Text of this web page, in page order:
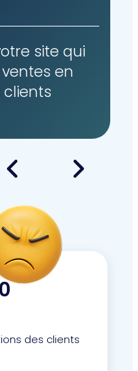
site qui
en
Avec Elaia
des clients